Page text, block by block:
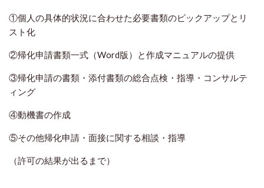
①個人の具体的状況に合わせた必要書類のピックアップとリ
スト化
②帰化申請書類一式（Word版）と作成マニュアルの提供
③帰化申請の書類・添付書類の総合点検・指導・コンサルテ
ィング
④動機書の作成
⑤その他帰化申請・面接に関する相談・指導
（許可の結果が出るまで）